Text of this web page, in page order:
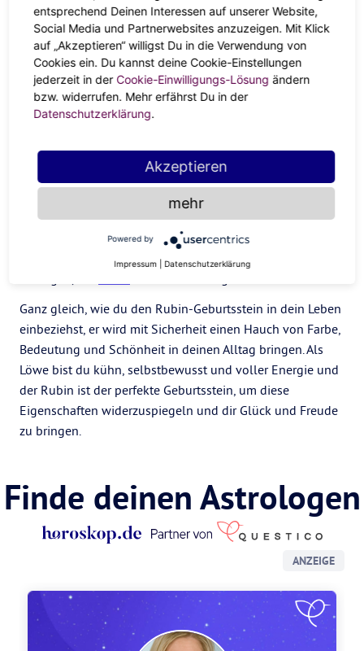
Edelsteine der Welt.
Das Tragen des Rubin-Geburtssteins
Wenn duLöwebist und etwas von der Symbolik und
Bedeutung des Rubin-Geburtssteins in dein Leben bringen
möchtest, gibt es viele Möglichkeiten, dies zu tun. Eine
Beispiel einen Ring, eine Halskette oder ein Paar Ohrringe.
Du kannst die Farbe Rot auch in deine Garderobe
einbauen, sei es durch Kleidung, Accessoires oder
Wohndekoration. Eine andere Möglichkeit, den
Geburtsstein desLöwenzu feiern, besteht darin, mit einem
Stück Rubin zu meditieren oder ihn als Talisman bei sich
Ganz gleich, wie du den Rubin-Geburtsstein in dein Leben
einbeziehst, er wird mit Sicherheit einen Hauch von Farbe,
Bedeutung und Schönheit in deinen Alltag bringen. Als
Löwe bist du kühn, selbstbewusst und voller Energie und
der Rubin ist der perfekte Geburtsstein, um diese
Eigenschaften widerzuspiegeln und dir Glück und Freude
zu bringen.
Finde deinen Astrologen
ANZEIGE
entsprechend Deinen Interessen auf unserer Website,
Social Media und Partnerwebsites anzuzeigen. Mit Klick
auf „Akzeptieren“ willigst Du in die Verwendung von
Cookies ein. Du kannst deine Cookie-Einstellungen
jederzeit in der Cookie-Einwilligungs-Lösung ändern
bzw. widerrufen. Mehr erfährst Du in der
Datenschutzerklärung.
Akzeptieren
mehr
Powered by
Impressum Datenschutzerklärung